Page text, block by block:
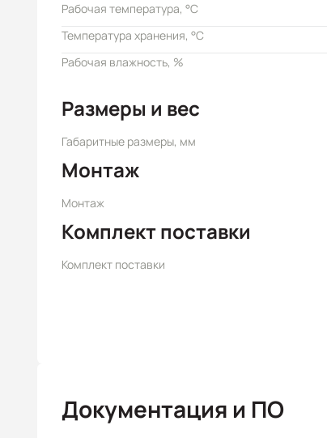
Рабочая температура, °C
Температура хранения, °C
Рабочая влажность, %
Размеры и вес
Габаритные размеры, мм
Монтаж
Монтаж
Комплект поставки
Комплект поставки
Документация и ПО